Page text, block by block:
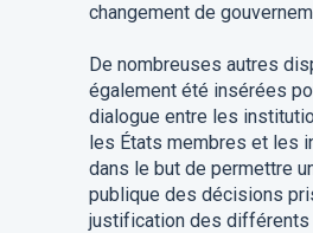
changement de
De nombreuses autres
également été insérées
dialogue entre les
les États membres et les
dans le but de permettre
publique des décisions
justification des différents